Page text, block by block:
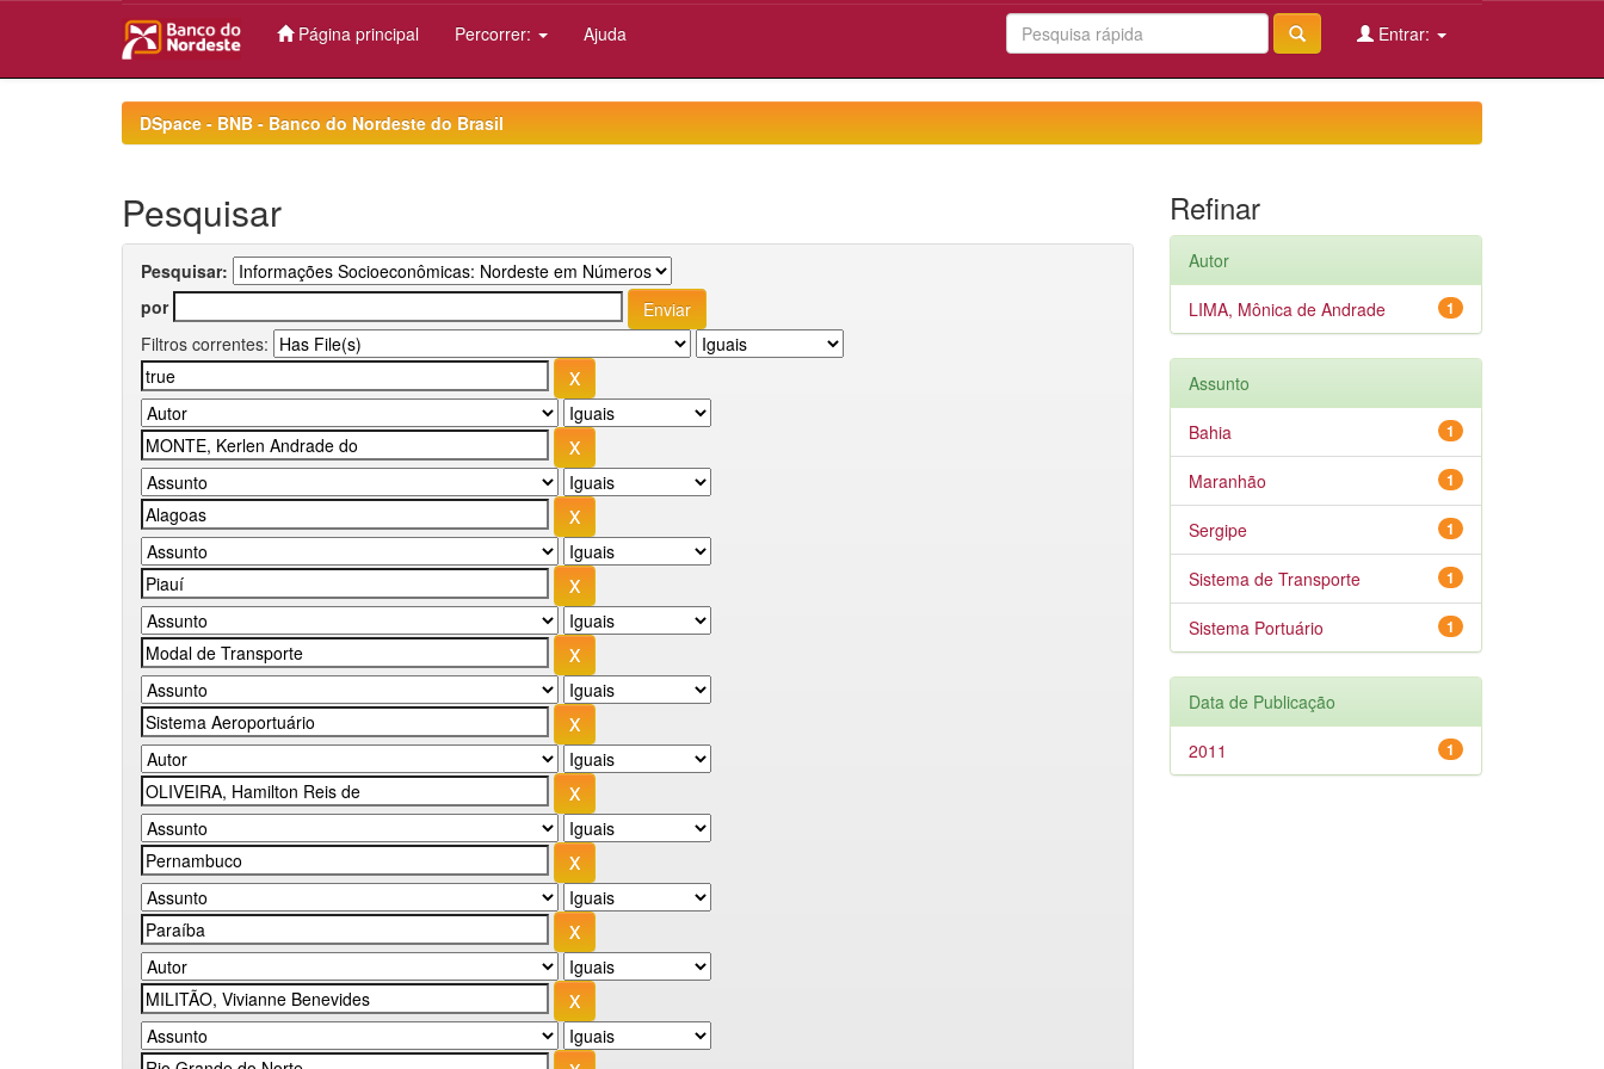
Página principal Percorrer: Ajuda Entrar:
DSpace - BNB - Banco do Nordeste do Brasil
Pesquisar
Pesquisar:
por
Filtros correntes:
Refinar
Autor
1
LIMA, Mônica de Andrade
Assunto
1
Bahia
1
Maranhão
1
Sergipe
1
Sistema de Transporte
1
Sistema Portuário
Data de Publicação
1
2011